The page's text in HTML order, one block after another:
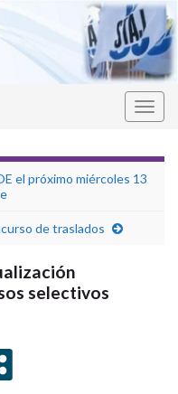
el próximo miércoles 13
de traslados
selectivos